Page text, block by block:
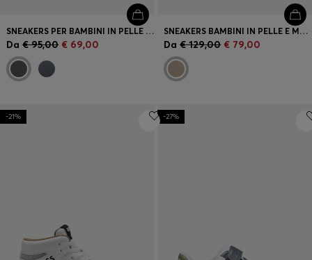
SNEAKERS PER BAMBINI IN PELLE E TELA CON LOGO
Da € 95,00 € 69,00
SNEAKERS BAMBINI IN PELLE E MESH
Da € 129,00 € 79,00
-21% -27%